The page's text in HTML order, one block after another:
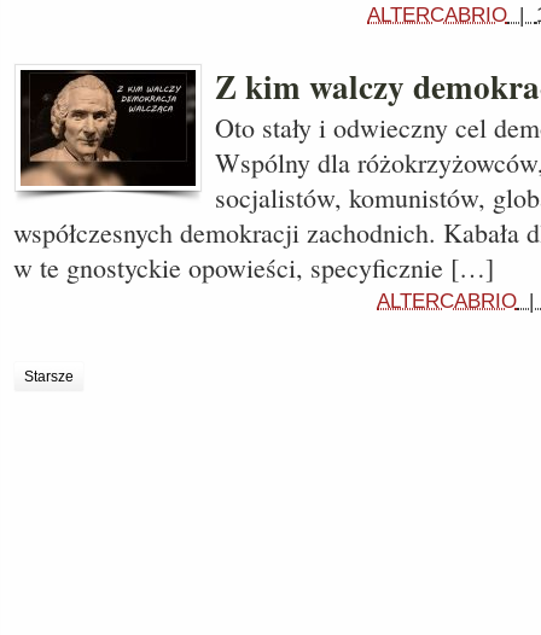
ALTERCABRIO |
Z kim walczy
Oto stały i odwieczny cel
Wspólny dla
socjalistów, komunistów,
współczesnych demokracji zachodnich. Kabała
w te gnostyckie opowieści, specyficznie […]
ALTERCABRIO
Starsze